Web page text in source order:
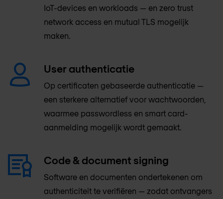
IoT-devices en workloads — en zero trust
network access en mutual TLS mogelijk
maken.
User authenticatie
Op certificaten gebaseerde authenticatie —
een sterkere alternatief voor wachtwoorden,
waarmee passwordless en smart card-
aanmelding mogelijk wordt gemaakt.
Code & document signing
Software en documenten ondertekenen om
authenticiteit te verifiëren — zodat ontvangers